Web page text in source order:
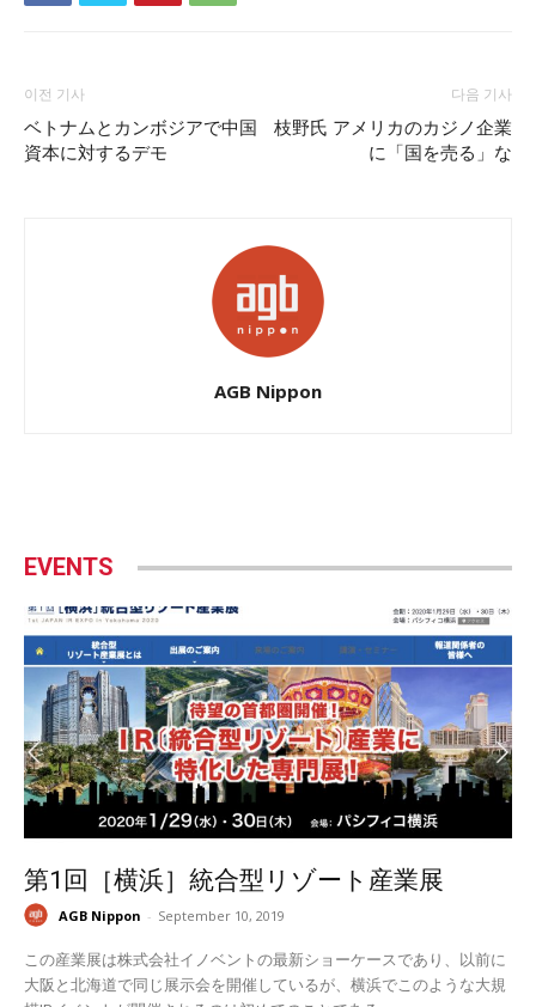
이전 기사
ベトナムとカンボジアで中国
資本に対するデモ
다음 기사
枝野氏 アメリカのカジノ企業
に「国を売る」な
AGB Nippon
EVENTS
第1回［横浜］統合型リゾート産業展
AGB Nippon - September 10, 2019
この産業展は株式会社イノベントの最新ショーケースであり、以前に
大阪と北海道で同じ展示会を開催しているが、横浜でこのような大規